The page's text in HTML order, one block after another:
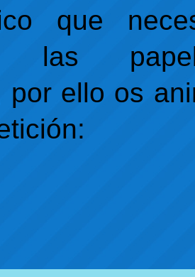
que
las
por ello os